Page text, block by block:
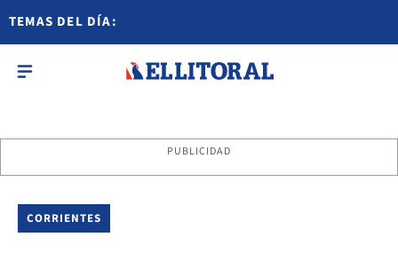
TEMAS DEL DÍA:
PUBLICIDAD
CORRIENTES